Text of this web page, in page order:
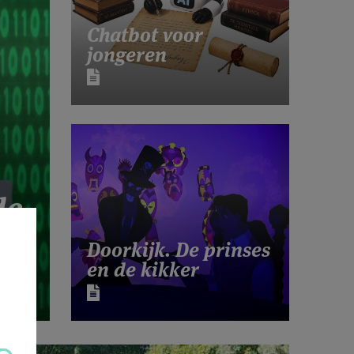
Chatbot voor
jongeren
Doorkijk. De prinses
en de kikker